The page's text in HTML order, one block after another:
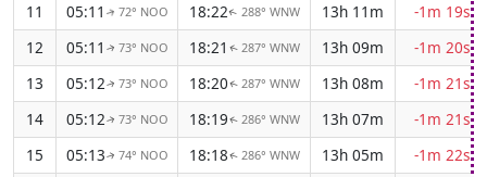
11
05:11 ↑ 72° NOO 18:22↑ 288° WNW 13h 11m
-1m 19s
12
05:11 ↑ 73° NOO 18:21 ↑ 287° WNW 13h 09m
-1m 20s
13
05:12↑ 73° NOO 18:20↑ 287° WNW 13h 08m
-1m 21s
14
05:12↑ 73° NOO 18:19↑ 286° WNW 13h 07m
-1m 21s
15
05:13↑ 74° NOO 18:18↑ 286° WNW 13h 05m
-1m 22s